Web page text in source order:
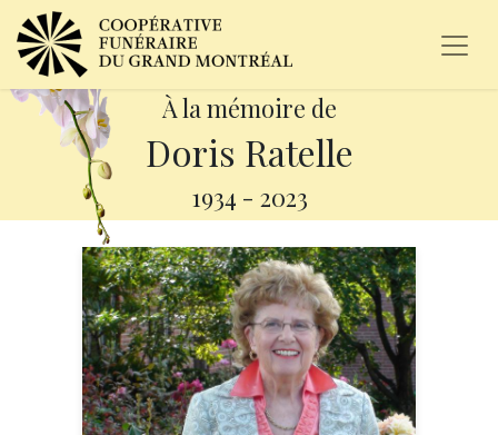
À la mémoire de
Doris Ratelle
1934 - 2023